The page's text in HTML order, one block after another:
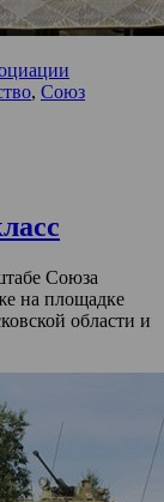
, Союз
Союза
на площадке
области и